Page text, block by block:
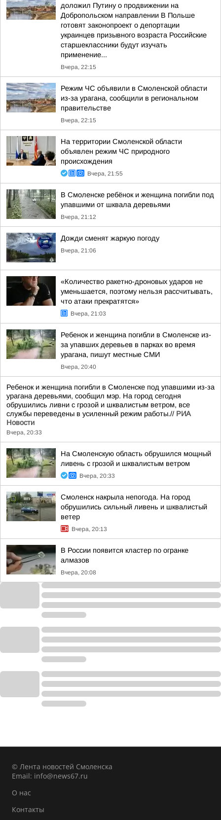
доложил Путину о продвижении на
Добропольском направлении В Польше
готовят законопроект о депортации
украинцев призывного возраста Российские
старшеклассники будут изучать
применение...
Вчера, 22:15
Режим ЧС объявили в Смоленской области
из-за урагана, сообщили в региональном
правительстве
Вчера, 22:15
На территории Смоленской области
объявлен режим ЧС природного
происхождения
Вчера, 21:55
В Смоленске ребёнок и женщина погибли под
упавшими от шквала деревьями
Вчера, 21:12
Дожди сменят жаркую погоду
Вчера, 21:06
«Количество ракетно-дроновых ударов не
уменьшается, поэтому нельзя рассчитывать,
что атаки прекратятся»
Вчера, 21:03
Ребенок и женщина погибли в Смоленске из-
за упавших деревьев в парках во время
урагана, пишут местные СМИ
Вчера, 20:40
Ребенок и женщина погибли в Смоленске под упавшими из-за
урагана деревьями, сообщил мэр. На город сегодня
обрушились ливни с грозой и шквалистым ветром, все
службы переведены в усиленный режим работы.// РИА
Новости
Вчера, 20:33
На Смоленскую область обрушился мощный
ливень с грозой и шквалистым ветром
Вчера, 20:33
Смоленск накрыла непогода. На город
обрушились сильный ливень и шквалистый
ветер
Вчера, 20:13
В России появится кластер по огранке
алмазов
Вчера, 20:08
© Лента новостей Смоленска
Email: info@news67.ru
О нас
Контакты